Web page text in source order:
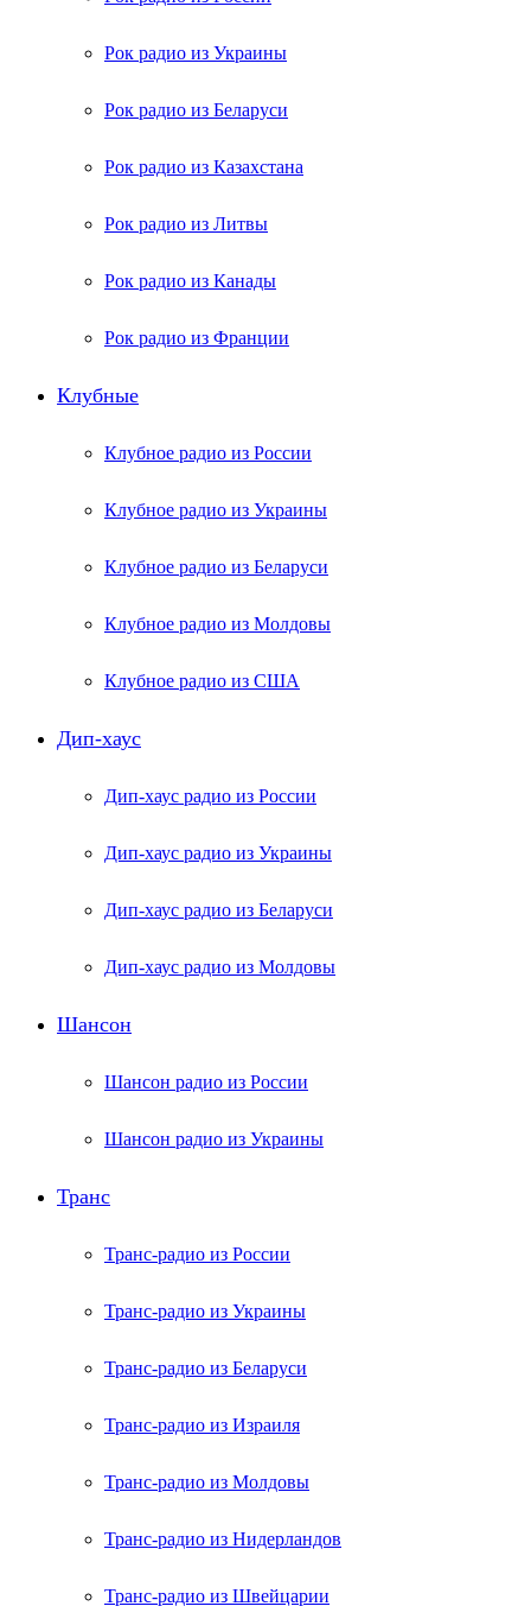
Рок радио из Украины
Рок радио из Беларуси
Рок радио из Казахстана
Рок радио из Литвы
Рок радио из Канады
Рок радио из Франции
Клубные
Клубное радио из России
Клубное радио из Украины
Клубное радио из Беларуси
Клубное радио из Молдовы
Клубное радио из США
Дип-хаус
Дип-хаус радио из России
Дип-хаус радио из Украины
Дип-хаус радио из Беларуси
Дип-хаус радио из Молдовы
Шансон
Шансон радио из России
Шансон радио из Украины
Транс
Транс-радио из России
Транс-радио из Украины
Транс-радио из Беларуси
Транс-радио из Израиля
Транс-радио из Молдовы
Транс-радио из Нидерландов
Транс-радио из Швейцарии